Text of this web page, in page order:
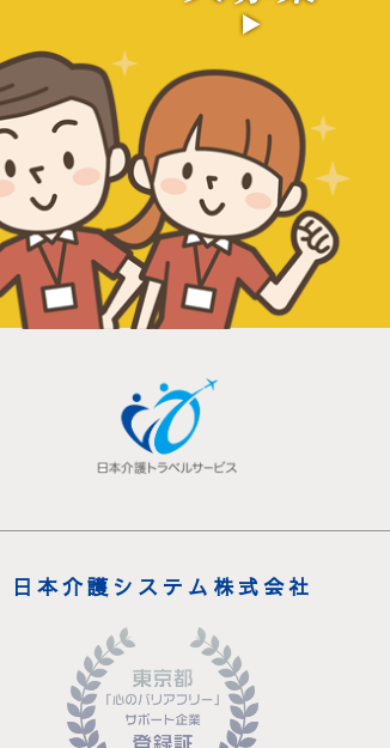
日本介護システム株式会社